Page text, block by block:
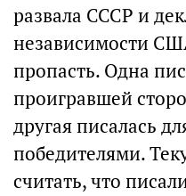
развала СССР и
независимости
пропасть. Одна
проигравшей
другая писалась
победителями.
считать, что